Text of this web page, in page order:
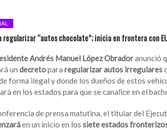
regularizar “autos chocolate”; inicia en frontera con
Andrés Manuel López Obradoranunció
un decretopara regularizarautos irregulares
forma ilegal y donde los dueños de estos
en los estados para que se canalice en el
de prensa matutina, el titular del
en un inicio en los siete estados